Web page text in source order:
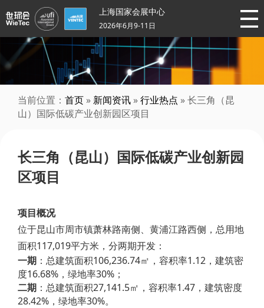
上海国家会展中心
2026年6月9-11日
当前位置： 首页 » 新闻资讯 »行业热点 » 长三角（昆
山）国际低碳产业创新园区项目
长三角（昆山）国际低碳产业创新园
区项目
项目概况
位于昆山市周市镇萧林路南侧、黄浦江路西侧，总用地
面积117,019平方米，分两期开发：
一期 ：总建筑面积106,236.74㎡，容积率1.12，建筑密
度16.68%，绿地率30%；
二期 ：总建筑面积27,141.5㎡，容积率1.47，建筑密度
28.42%，绿地率30%。